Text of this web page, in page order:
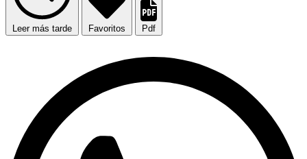
Leer más tarde Favoritos Pdf